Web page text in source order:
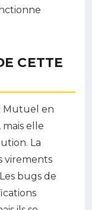
CETTE
Mutuel en
elle
La
virements
bugs de